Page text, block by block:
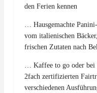
den Ferien kennen
… Hausgemachte
vom italienischen
frischen Zutaten nach
… Kaffee to go oder bei
2fach zertifizierten
verschiedenen